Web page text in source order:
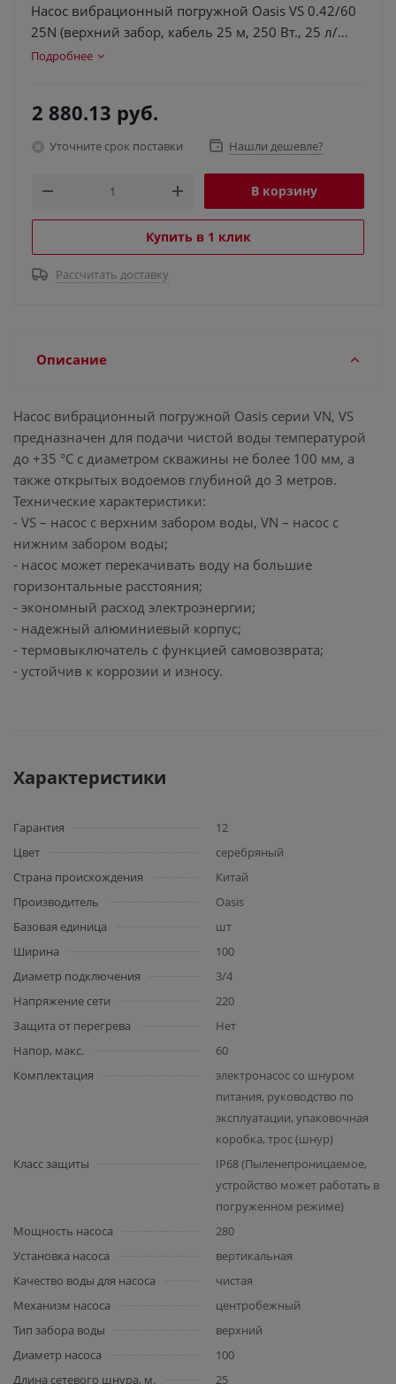
Насос вибрационный погружной Oasis VS 0.42/60
25N (верхний забор, кабель 25 м, 250 Вт., 25 л/
мин)
Подробнее
2 880.13 руб.
Уточните срок поставки Нашли дешевле?
В корзину
Купить в 1 клик
Рассчитать доставку
Описание
Насос вибрационный погружной Oasis серии VN, VS
предназначен для подачи чистой воды температурой
до +35 °C с диаметром скважины не более 100 мм, а
также открытых водоемов глубиной до 3 метров.
Технические характеристики:
- VS – насос с верхним забором воды, VN – насос с
нижним забором воды;
- насос может перекачивать воду на большие
горизонтальные расстояния;
- экономный расход электроэнергии;
- надежный алюминиевый корпус;
- термовыключатель с функцией самовозврата;
- устойчив к коррозии и износу.
Характеристики
Гарантия
12
Цвет
серебряный
Страна происхождения
Китай
Производитель
Oasis
Базовая единица
шт
Ширина
100
Диаметр подключения
3/4
Напряжение сети
220
Защита от перегрева
Нет
Напор, макс.
60
Комплектация
электронасос со шнуром
питания, руководство по
эксплуатации, упаковочная
коробка, трос (шнур)
Класс защиты
IP68 (Пыленепроницаемое,
устройство может работать в
погруженном режиме)
Мощность насоса
280
Установка насоса
вертикальная
Качество воды для насоса
чистая
Механизм насоса
центробежный
Тип забора воды
верхний
Диаметр насоса
100
Длина сетевого шнура, м.
25